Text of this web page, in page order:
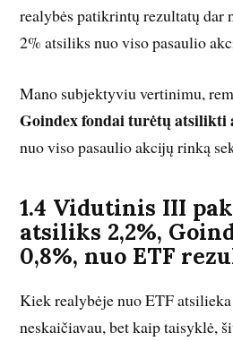
realybės patikrintų rezultatų dar
2% atsiliks nuo viso pasaulio
Mano subjektyviu vertinimu,
Goindex fondai turėtų atsilikti
nuo viso pasaulio akcijų rinką
1.4 Vidutinis III
atsiliks 2,2%,
0,8%, nuo ETF
Kiek realybėje nuo ETF
neskaičiavau, bet kaip taisyklė,